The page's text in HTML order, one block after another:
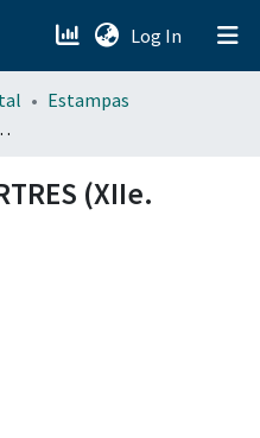
Log In (current)
Estampas
(XIIe. Siècle)
(XIIe.